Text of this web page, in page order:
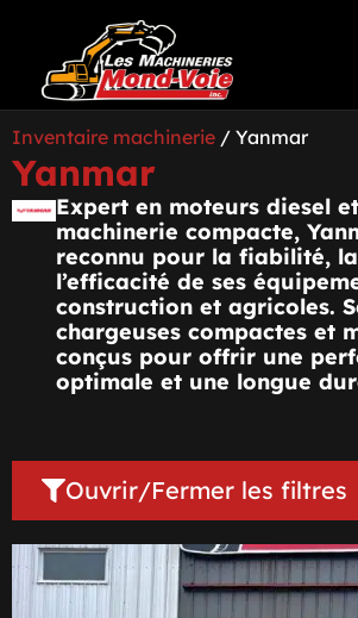
Inventaire machinerie / Yanmar
Yanmar
Expert en moteurs diesel
machinerie compacte,
reconnu pour la fiabilité,
l’efficacité de ses
construction et agricoles.
chargeuses compactes et
conçus pour offrir une
optimale et une longue
Ouvrir/Fermer les filtres